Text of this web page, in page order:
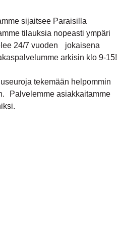
sijaitsee Paraisilla
tilauksia nopeasti ympäri
24/7 vuoden jokaisena
arkisin klo 9-15!
tekemään helpommin
Palvelemme asiakkaitamme